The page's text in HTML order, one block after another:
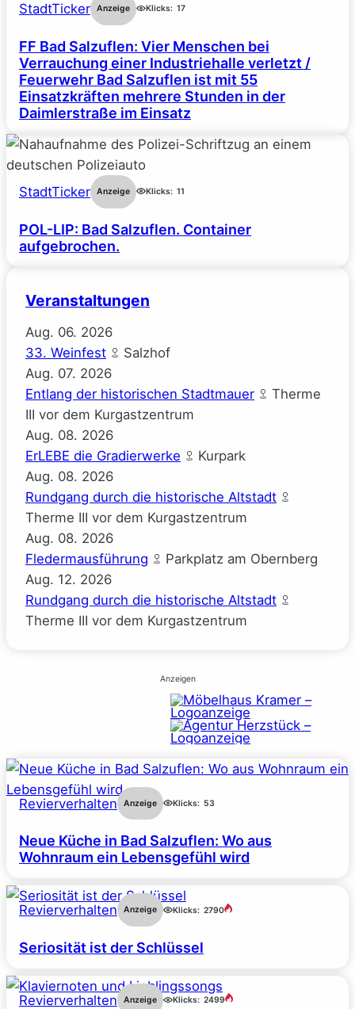
StadtTicker Anzeige Klicks: 17
FF Bad Salzuflen: Vier Menschen bei
Verrauchung einer Industriehalle verletzt /
Feuerwehr Bad Salzuflen ist mit 55
Einsatzkräften mehrere Stunden in der
Daimlerstraße im Einsatz
StadtTicker Anzeige Klicks: 11
POL-LIP: Bad Salzuflen. Container
aufgebrochen.
Veranstaltungen
Aug. 06. 2026
33. Weinfest
Salzhof
Aug. 07. 2026
Entlang der historischen Stadtmauer
Therme
III vor dem Kurgastzentrum
Aug. 08. 2026
ErLEBE die Gradierwerke
Kurpark
Aug. 08. 2026
Rundgang durch die historische Altstadt
Therme III vor dem Kurgastzentrum
Aug. 08. 2026
Fledermausführung
Parkplatz am Obernberg
Aug. 12. 2026
Rundgang durch die historische Altstadt
Therme III vor dem Kurgastzentrum
Anzeigen
Revierverhalten Anzeige Klicks: 53
Neue Küche in Bad Salzuflen: Wo aus
Wohnraum ein Lebensgefühl wird
Revierverhalten Anzeige Klicks: 2790
Seriosität ist der Schlüssel
Revierverhalten Anzeige Klicks: 2499